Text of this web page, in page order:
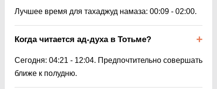
Лучшее время для тахаджуд намаза: 00:09 - 02:00.
Когда читается ад-духа в Тотьме?
Сегодня: 04:21 - 12:04. Предпочтительно совершать
ближе к полудню.